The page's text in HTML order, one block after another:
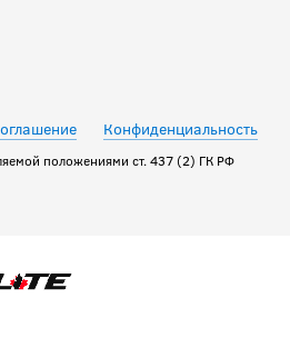
Конфиденциальность
положениями ст. 437 (2) ГК РФ